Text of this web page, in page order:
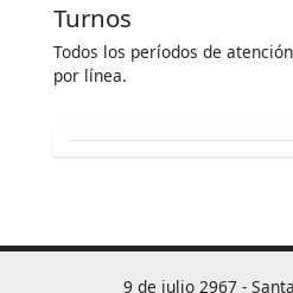
Turnos
Todos los períodos de
por línea.
9 de julio 2967 -